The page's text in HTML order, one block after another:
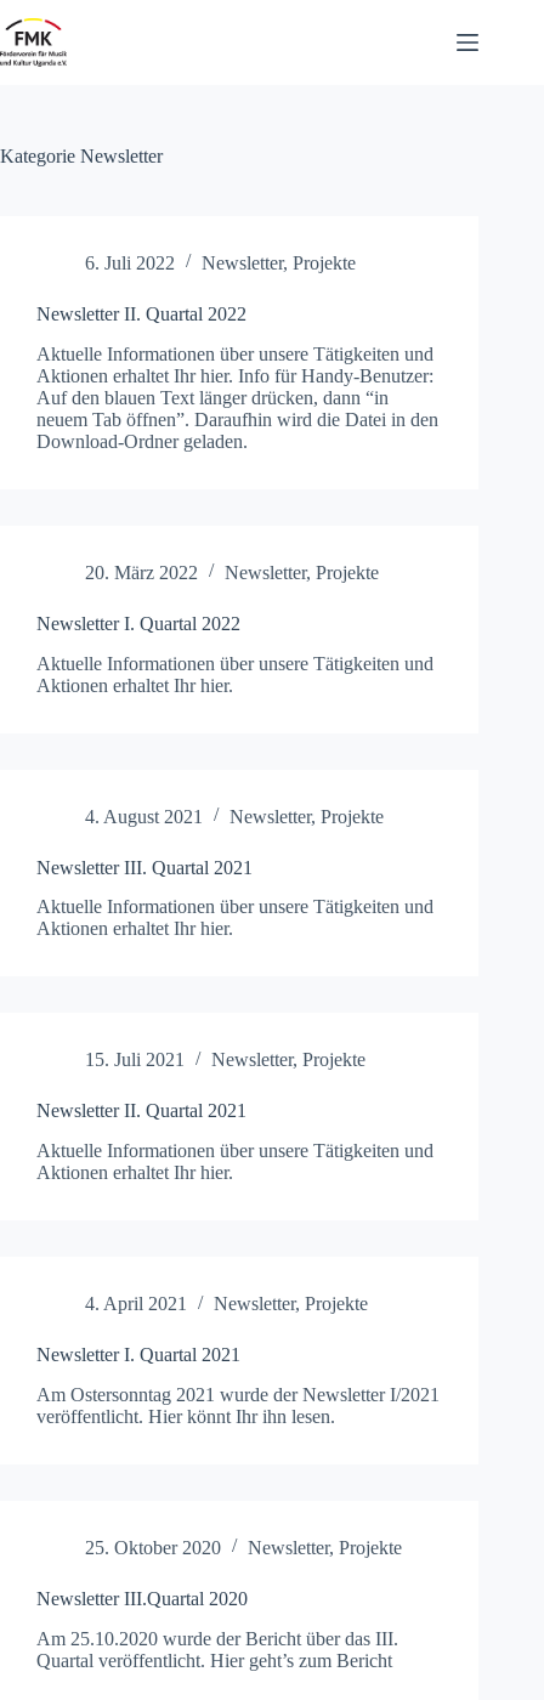
Inhalt
springen
Kategorie Newsletter
6. Juli 2022 Newsletter, Projekte
Newsletter II. Quartal 2022
Aktuelle Infor­ma­tio­nen über unsere Tätigkeit­en und
Aktio­nen erhal­tet Ihr hier. Info für Handy-Benutzer:
Auf den blauen Text länger drück­en, dann “in
neuem Tab öff­nen”. Daraufhin wird die Datei in den
Down­load-Ord­n­er geladen.
20. März 2022 Newsletter, Projekte
Newsletter I. Quartal 2022
Aktuelle Infor­ma­tio­nen über unsere Tätigkeit­en und
Aktio­nen erhal­tet Ihr hier.
4. August 2021 Newsletter, Projekte
Newsletter III. Quartal 2021
Aktuelle Infor­ma­tio­nen über unsere Tätigkeit­en und
Aktio­nen erhal­tet Ihr hier.
15. Juli 2021 Newsletter, Projekte
Newsletter II. Quartal 2021
Aktuelle Infor­ma­tio­nen über unsere Tätigkeit­en und
Aktio­nen erhal­tet Ihr hier.
4. April 2021 Newsletter, Projekte
Newsletter I. Quartal 2021
Am Oster­son­ntag 2021 wurde der Newslet­ter I/2021
veröf­fentlicht. Hier kön­nt Ihr ihn lesen.
25. Oktober 2020 Newsletter, Projekte
Newsletter III.Quartal 2020
Am 25.10.2020 wurde der Bericht über das III.
Quar­tal veröf­fentlicht. Hier geht’s zum Bericht